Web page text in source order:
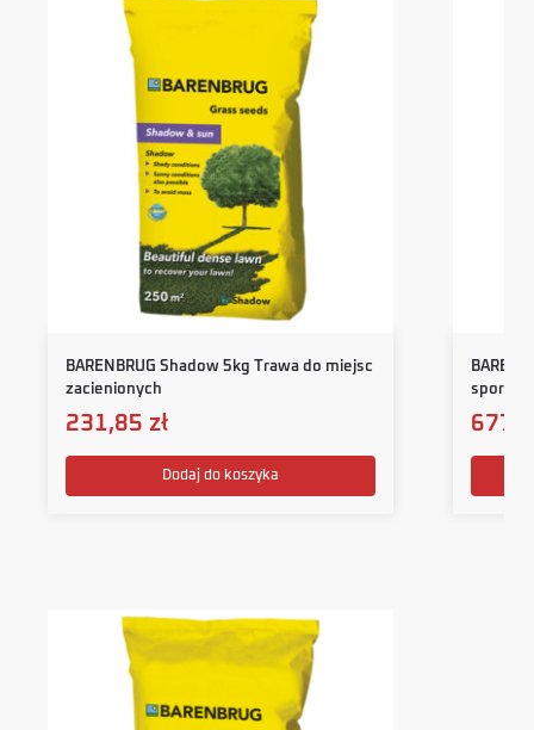
BARENBRUG Shadow 5kg Trawa do miejsc
zacienionych
231,85 zł
Dodaj do koszyka